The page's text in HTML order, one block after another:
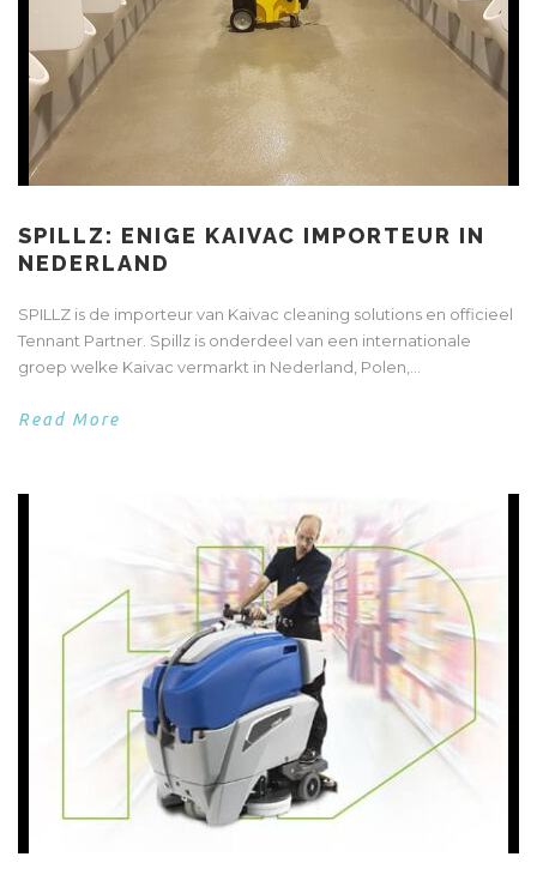
SPILLZ: ENIGE KAIVAC IMPORTEUR IN
NEDERLAND
SPILLZ is de importeur van Kaivac cleaning solutions en officieel
Tennant Partner. Spillz is onderdeel van een internationale
groep welke Kaivac vermarkt in Nederland, Polen,...
Read More